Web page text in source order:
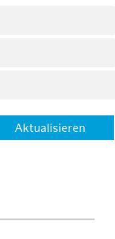
Aktualisieren